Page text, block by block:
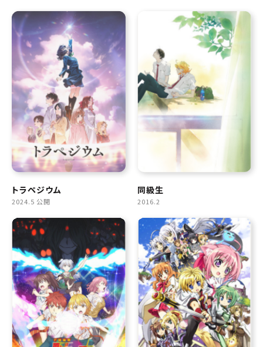
トラペジウム
2024.5 公開
同級生
2016.2